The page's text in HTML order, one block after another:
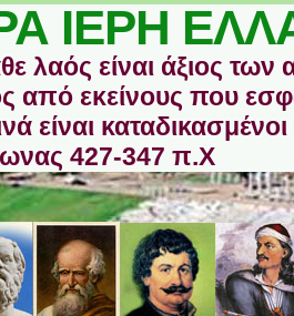
ΙΕΡΗ
λαός είναι άξιος
από εκείνους που
είναι καταδικασμένοι
427-347 π.Χ